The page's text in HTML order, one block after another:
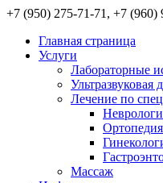
+7 (950) 275-71-71, +7 (960)
Главная страница
Услуги
Лабораторные
Лечение по
Ортопедия
Массаж